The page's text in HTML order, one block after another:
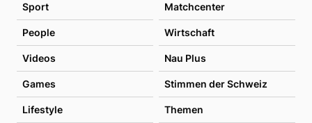
Sport Matchcenter
People Wirtschaft
Videos Nau Plus
Games Stimmen der Schweiz
Lifestyle Themen